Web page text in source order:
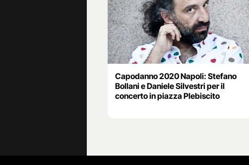
Capodanno 2020 Napoli: Stefano
Bollani e Daniele Silvestri per il
concerto in piazza Plebiscito